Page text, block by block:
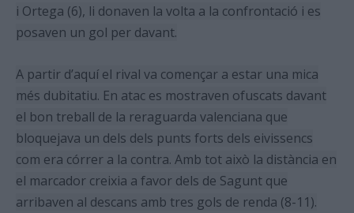
i Ortega (6), li donaven la volta a la confrontació i es
posaven un gol per davant.
A partir d’aquí el rival va començar a estar una mica
més dubitatiu. En atac es mostraven ofuscats davant
el bon treball de la reraguarda valenciana que
bloquejava un dels dels punts forts dels eivissencs
com era córrer a la contra. Amb tot això la distància en
el marcador creixia a favor dels de Sagunt que
arribaven al descans amb tres gols de renda (8-11).